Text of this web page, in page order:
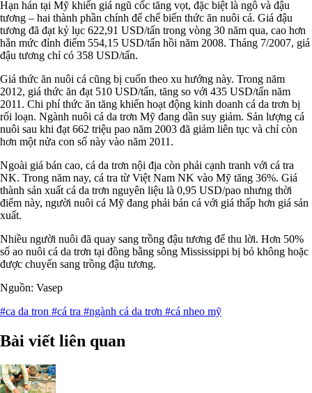
Hạn hán tại Mỹ khiến giá ngũ cốc tăng vọt, đặc biệt là ngô và đậu
tương – hai thành phần chính để chế biến thức ăn nuôi cá. Giá đậu
tương đã đạt kỷ lục 622,91 USD/tấn trong vòng 30 năm qua, cao hơn
hẳn mức đỉnh điểm 554,15 USD/tấn hồi năm 2008. Tháng 7/2007, giá
đậu tương chỉ có 358 USD/tấn.
Giá thức ăn nuôi cá cũng bị cuốn theo xu hướng này. Trong năm
2012, giá thức ăn đạt 510 USD/tấn, tăng so với 435 USD/tấn năm
2011. Chi phí thức ăn tăng khiến hoạt động kinh doanh cá da trơn bị
rối loạn. Ngành nuôi cá da trơn Mỹ đang dần suy giảm. Sản lượng cá
nuôi sau khi đạt 662 triệu pao năm 2003 đã giảm liên tục và chỉ còn
hơn một nửa con số này vào năm 2011.
Ngoài giá bán cao, cá da trơn nội địa còn phải cạnh tranh với cá tra
NK. Trong năm nay, cá tra từ Việt Nam NK vào Mỹ tăng 36%. Giá
thành sản xuất cá da trơn nguyên liệu là 0,95 USD/pao nhưng thời
điểm này, người nuôi cá Mỹ đang phải bán cá với giá thấp hơn giá sản
xuất.
Nhiều người nuôi đã quay sang trồng đậu tương để thu lời. Hơn 50%
số ao nuôi cá da trơn tại đồng bằng sông Mississippi bị bỏ không hoặc
được chuyển sang trồng đậu tương.
Nguồn: Vasep
#ca da tron #cá tra #ngành cá da trơn #cá nheo mỹ
Bài viết liên quan